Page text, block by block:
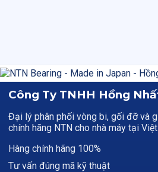
Công Ty TNHH Hồng
Đại lý phân phối vòng bi, gối đỡ và
chính hãng NTN cho nhà máy tại
Hàng chính hãng 100%
Tư vấn đúng mã kỹ thuật